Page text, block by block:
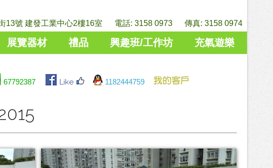
街13號 建發工業中心2樓16室 電話: 3158 0973 傳真: 3158 0974
展覽器材 禮品 興趣班/工作坊 充氣遊樂
67792387 Like 1182444759